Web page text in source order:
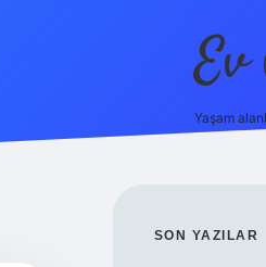
Ev
Yaşam
SON YAZILAR